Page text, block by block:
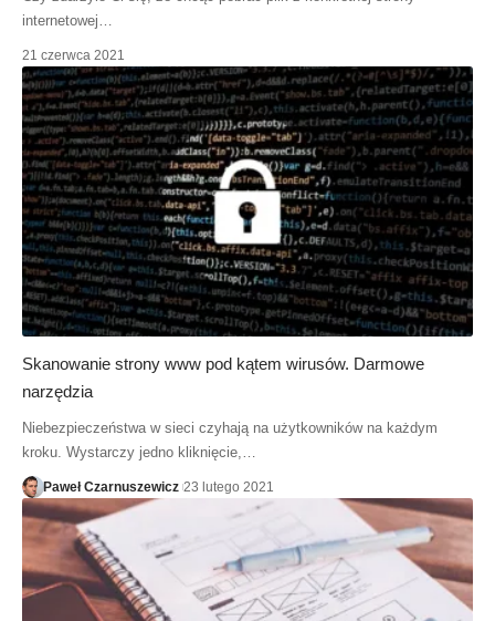
internetowej…
21 czerwca 2021
Skanowanie strony www pod kątem wirusów. Darmowe
narzędzia
Niebezpieczeństwa w sieci czyhają na użytkowników na każdym
kroku. Wystarczy jedno kliknięcie,…
Paweł Czarnuszewicz 23 lutego 2021